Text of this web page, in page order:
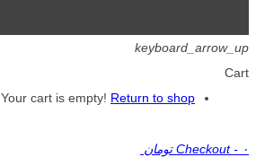
keyboard_arrow_up
Cart
Your cart is empty! Return to shop
Checkout - ۰ تومان